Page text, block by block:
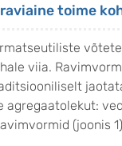
raviaine toime
viia.
agregaatolekut:
(joonis